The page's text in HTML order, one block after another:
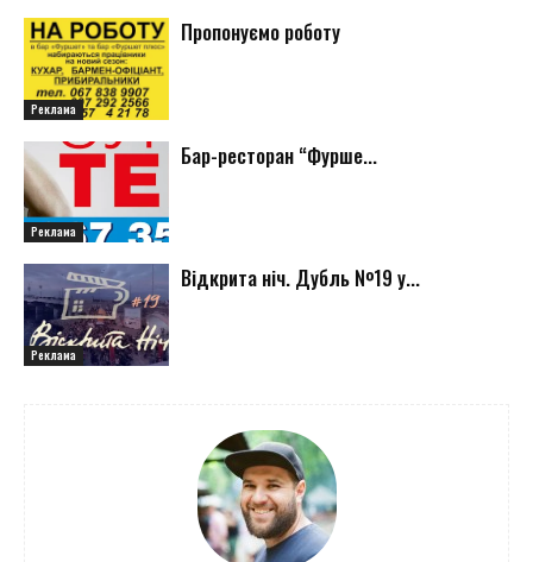
Реклама
Пропонуємо роботу
Реклама
Бар-ресторан “Фурше...
Реклама
Відкрита ніч. Дубль №19 у...